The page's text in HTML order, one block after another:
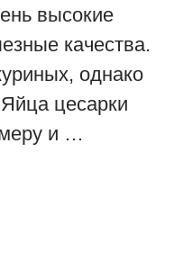
высокие
качества.
однако
цесарки
и …